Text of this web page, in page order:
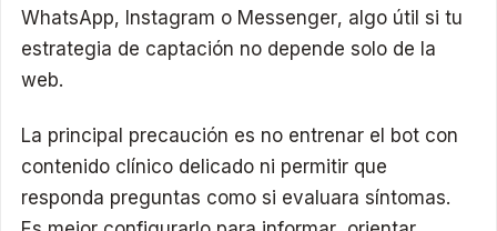
WhatsApp, Instagram o Messenger, algo útil si tu
estrategia de captación no depende solo de la
web.
La principal precaución es no entrenar el bot con
contenido clínico delicado ni permitir que
responda preguntas como si evaluara síntomas.